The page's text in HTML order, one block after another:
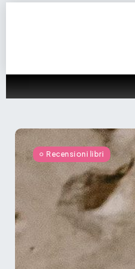
Recensioni libri